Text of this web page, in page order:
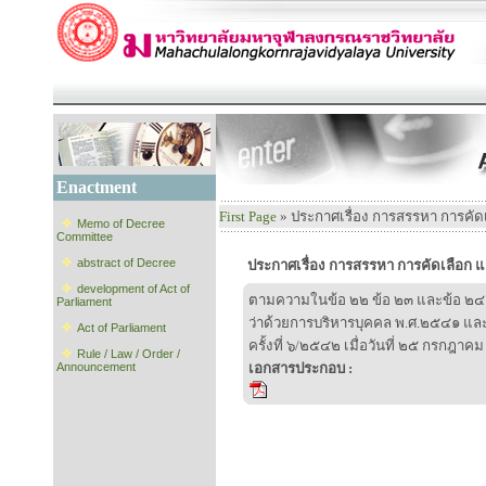
Enactment
Memo of Decree
Committee
abstract of Decree
development of Act of
Parliament
Act of Parliament
Rule / Law / Order /
Announcement
First Page» ประกาศเรื่อง การสรรหา การ
ประกาศเรื่อง การสรรหา การคัดเลือ
ตามความในข้อ ๒๒ ข้อ ๒๓ และข้อ ๒
ว่าด้วยการบริหารบุคคล พ.ศ.๒๕๔๑ แ
ครั้งที่ ๖/๒๕๔๒ เมื่อวันที่ ๒๕ กรกฎาค
เอกสารประกอบ :